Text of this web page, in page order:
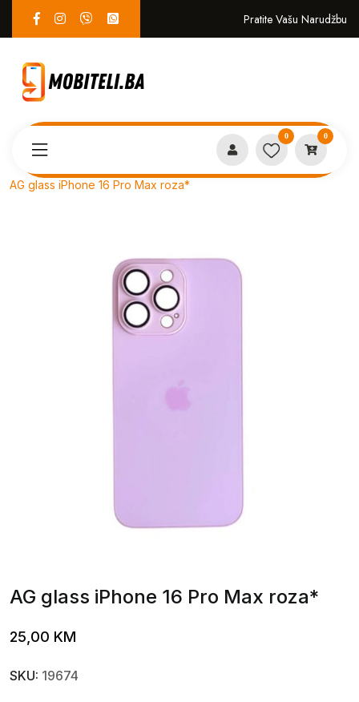
Pratite Vašu Narudžbu
0 0
AG glass iPhone 16 Pro Max roza*
AG glass iPhone 16 Pro Max roza*
25,00 KM
SKU: 19674